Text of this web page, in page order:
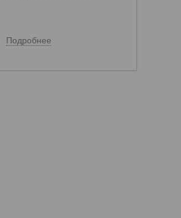
Подробнее